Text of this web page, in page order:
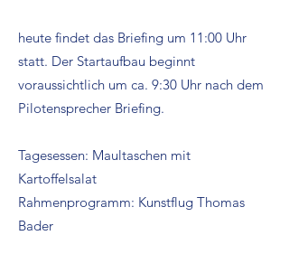
heute findet das Briefing um 11:00 Uhr
statt. Der Startaufbau beginnt
voraussichtlich um ca. 9:30 Uhr nach dem
Pilotensprecher Briefing.
Tagesessen: Maultaschen mit
Kartoffelsalat
Rahmenprogramm: Kunstflug Thomas
Bader